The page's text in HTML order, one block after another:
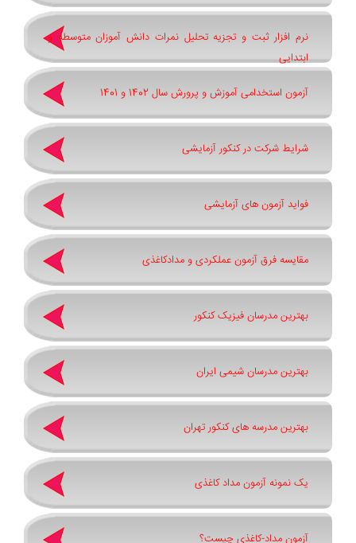
نرم افزار ثبت و تجزیه تحلیل نمرات دانش آموزان متوسطه و
ابتدایی
آزمون استخدامی آموزش و پرورش سال 1402 و 1401
شرایط شرکت در کنکور آزمایشی
فواید آزمون های آزمایشی
مقایسه فرق آزمون عملکردی و مدادکاغذی
بهترین مدرسان فیزیک کنکور
بهترین مدرسان شیمی ایران
بهترین مدرسه های کنکور تهران
یک نمونه آزمون مداد کاغذی
آزمون مداد-کاغذی چیست؟